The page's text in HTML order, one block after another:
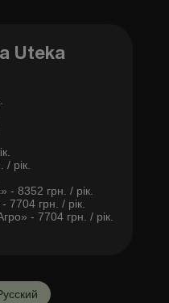
Uteka
рік.
- 8352 грн. / рік.
грн. / рік.
- 7704 грн. / рік.